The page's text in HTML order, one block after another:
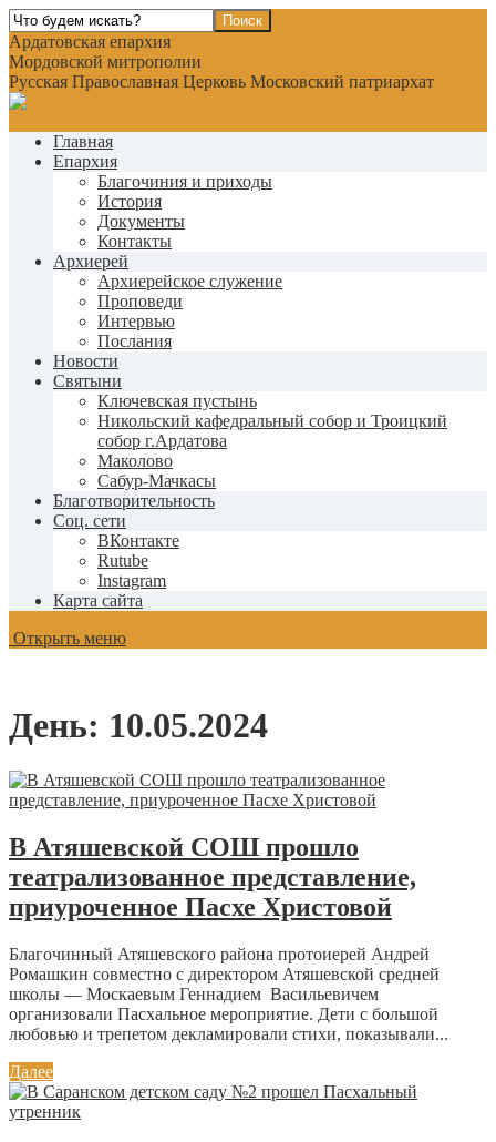
Ардатовская епархия
Мордовской митрополии
Русская Православная Церковь Московский патриархат
Главная
Епархия
Благочиния и приходы
История
Документы
Контакты
Архиерей
Архиерейское служение
Проповеди
Интервью
Послания
Новости
Святыни
Ключевская пустынь
Никольский кафедральный собор и Троицкий
собор г.Ардатова
Маколово
Сабур-Мачкасы
Благотворительность
Соц. сети
ВКонтакте
Rutube
Instagram
Карта сайта
Открыть меню
День: 10.05.2024
В Атяшевской СОШ прошло
театрализованное представление,
приуроченное Пасхе Христовой
Благочинный Атяшевского района протоиерей Андрей
Ромашкин совместно с директором Атяшевской средней
школы — Москаевым Геннадием Васильевичем
организовали Пасхальное мероприятие. Дети с большой
любовью и трепетом декламировали стихи, показывали...
Далее